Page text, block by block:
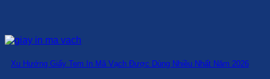
Xu Hướng Giấy Tem In Mã Vạch Được Dùng Nhiều Nhất Năm 2026